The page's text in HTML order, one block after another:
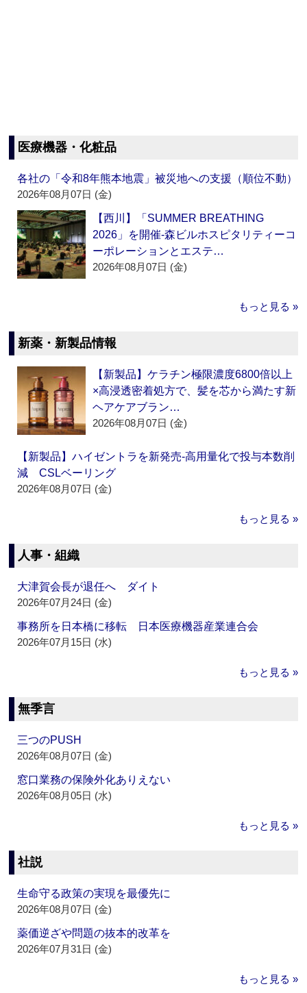
医療機器・化粧品
各社の「令和8年熊本地震」被災地への支援（順位不動）
2026年08月07日 (金)
【西川】「SUMMER BREATHING
2026」を開催‐森ビルホスピタリティーコ
ーポレーションとエステ…
2026年08月07日 (金)
もっと見る »
新薬・新製品情報
【新製品】ケラチン極限濃度6800倍以上
×高浸透密着処方で、髪を芯から満たす新
ヘアケアブラン…
2026年08月07日 (金)
【新製品】ハイゼントラを新発売‐高用量化で投与本数削
減 CSLベーリング
2026年08月07日 (金)
もっと見る »
人事・組織
大津賀会長が退任へ ダイト
2026年07月24日 (金)
事務所を日本橋に移転 日本医療機器産業連合会
2026年07月15日 (水)
もっと見る »
無季言
三つのPUSH
2026年08月07日 (金)
窓口業務の保険外化ありえない
2026年08月05日 (水)
もっと見る »
社説
生命守る政策の実現を最優先に
2026年08月07日 (金)
薬価逆ざや問題の抜本的改革を
2026年07月31日 (金)
もっと見る »